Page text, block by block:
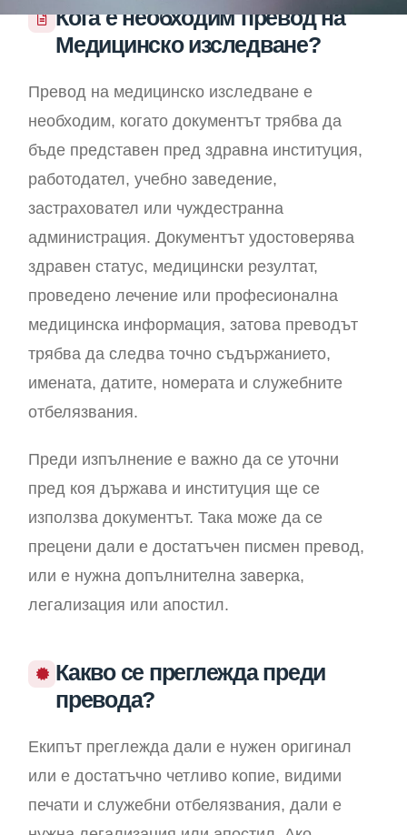
Кога е необходим превод на
Медицинско изследване?
Превод на медицинско изследване е
необходим, когато документът трябва да
бъде представен пред здравна институция,
работодател, учебно заведение,
застраховател или чуждестранна
администрация. Документът удостоверява
здравен статус, медицински резултат,
проведено лечение или професионална
медицинска информация, затова преводът
трябва да следва точно съдържанието,
имената, датите, номерата и служебните
отбелязвания.
Преди изпълнение е важно да се уточни
пред коя държава и институция ще се
използва документът. Така може да се
прецени дали е достатъчен писмен превод,
или е нужна допълнителна заверка,
легализация или апостил.
Какво се преглежда преди
превода?
Екипът преглежда дали е нужен оригинал
или е достатъчно четливо копие, видими
печати и служебни отбелязвания, дали е